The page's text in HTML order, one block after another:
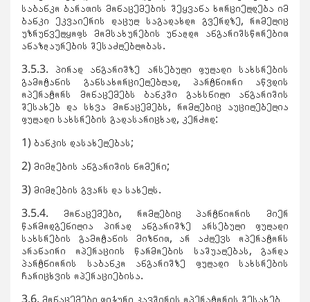
საბანკო ბარათის მონაცემების შეყვანა ხორციელდება იმ
ბანკი ეკვაიერის დაცულ საგადახდო გვერდზე, რომელიც
უზრუნველყოფს მომსახურების უნაღდო ანგარიშსწორებით
ანაზღაურების შესაძლებლობას.
3.5.3. პირად ანგარიშზე არსებული ფულადი სახსრების
გამოტანის განსახორციელებლად, პარტნიორი აწვდის
ოპერატორს მონაცემებს ბანკში გახსნილი ანგარიშის
შესახებ და სხვა მონაცემებს, რომლებიც აუცილებელია
ფულადი სახსრების გადასარიცხად, კერძოდ:
1) ბანკის დასახელებას;
2) მიმღების ანგარიშის ნომერი;
3) მიმღების გვარს და სახელს.
3.5.4. მონაცემები, რომლებიც პარტნიორის მიერ
წარმოდგენილია პირად ანგარიშზე არსებული ფულადი
სახსრების გამოტანის მიზნით, არ აძლევს ოპერატორს
არანაირი ოპერაციის წარმოების საშუალებას, გარდა
პარტნიორის საბანკო ანგარიშზე ფულადი სახსრების
ჩარიცხვის ოპერაციებისა.